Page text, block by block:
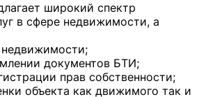
широкий спектр
в сфере недвижимости, а
документов БТИ;
прав собственности;
объекта как движимого так и